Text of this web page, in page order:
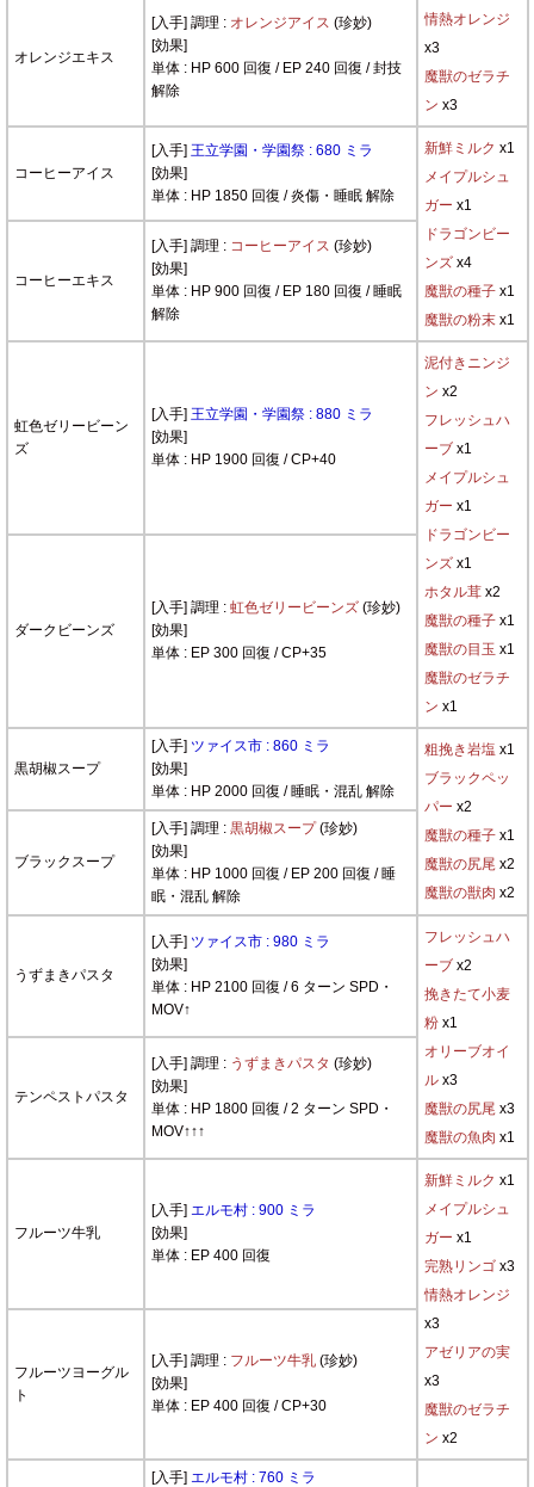
情熱オレンジ
x3
魔獣のゼラチ
ン x3
オレンジエキス
[入手] 調理 : オレンジアイス (珍妙)
[効果]
単体 : HP 600 回復 / EP 240 回復 / 封技
解除
コーヒーアイス
[入手] 王立学園・学園祭 : 680 ミラ
[効果]
単体 : HP 1850 回復 / 炎傷・睡眠 解除
新鮮ミルク x1
メイプルシュ
ガー x1
ドラゴンビー
ンズx4
魔獣の種子x1
魔獣の粉末x1
コーヒーエキス
[入手] 調理 : コーヒーアイス (珍妙)
[効果]
単体 : HP 900 回復 / EP 180 回復 / 睡眠
解除
虹色ゼリービーン
ズ
[入手] 王立学園・学園祭 : 880 ミラ
[効果]
単体 : HP 1900 回復 / CP+40
泥付きニンジ
ン x2
フレッシュハ
ーブx1
メイプルシュ
ガー x1
ドラゴンビー
ンズx1
ホタル茸x2
魔獣の種子x1
魔獣の目玉 x1
魔獣のゼラチ
ン x1
ダークビーンズ
[入手] 調理 : 虹色ゼリービーンズ(珍妙)
[効果]
単体 : EP 300 回復 / CP+35
黒胡椒スープ
[入手] ツァイス市 : 860 ミラ
[効果]
単体 : HP 2000 回復 / 睡眠・混乱 解除
粗挽き岩塩 x1
ブラックペッ
パー x2
魔獣の種子x1
魔獣の尻尾x2
魔獣の獣肉 x2
ブラックスープ
[入手] 調理 : 黒胡椒スープ(珍妙)
[効果]
単体 : HP 1000 回復 / EP 200 回復 / 睡
眠・混乱 解除
うずまきパスタ
[入手] ツァイス市 : 980 ミラ
[効果]
単体 : HP 2100 回復 / 6 ターン SPD・
MOV↑
フレッシュハ
ーブx2
挽きたて小麦
粉x1
オリーブオイ
ルx3
魔獣の尻尾x3
魔獣の魚肉 x1
テンペストパスタ
[入手] 調理 : うずまきパスタ (珍妙)
[効果]
単体 : HP 1800 回復 / 2 ターン SPD・
MOV↑↑↑
フルーツ牛乳
[入手] エルモ村 : 900 ミラ
[効果]
単体 : EP 400 回復
新鮮ミルク x1
メイプルシュ
ガー x1
完熟リンゴx3
情熱オレンジ
x3
アゼリアの実
x3
魔獣のゼラチ
ン x2
フルーツヨーグル
ト
[入手] 調理 : フルーツ牛乳(珍妙)
[効果]
単体 : EP 400 回復 / CP+30
[入手] エルモ村 : 760 ミラ